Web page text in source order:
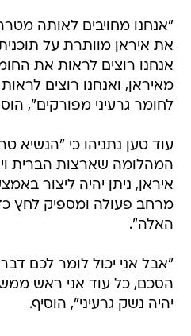
"אנחנו מחויבים לאותה
את איראן מוותרת על
אנחנו רוצים לראות את
מאיראן, ואנחנו רוצים
לחומר גרעיני מפורקים",
עוד טען נתניהו כי
המהלומה שארצות הברית
איראן, ניתן יהיה ליצור
מרחב פעולה ומספיק לחץ
האלה".
"אבל אני יכול לומר לכם
הסכם, כל עוד אני ראש
יהיה נשק גרעיני", הוסיף.